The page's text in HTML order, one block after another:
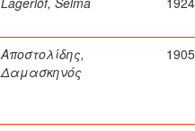
Αποστολίδης,
Δαμασκηνός
1905